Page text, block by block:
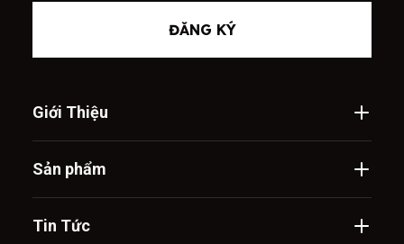
ĐĂNG KÝ
Giới Thiệu
Sản phẩm
Tin Tức